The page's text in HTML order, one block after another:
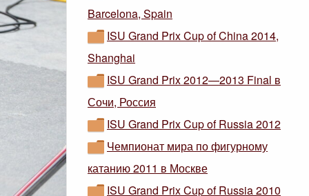
Barcelona, Spain
ISU Grand Prix Cup of China 2014,
Shanghai
ISU Grand Prix 2012—2013 Final в
Сочи, Россия
ISU Grand Prix Cup of Russia 2012
Чемпионат мира по фигурному
катанию 2011 в Москве
ISU Grand Prix Cup of Russia 2010